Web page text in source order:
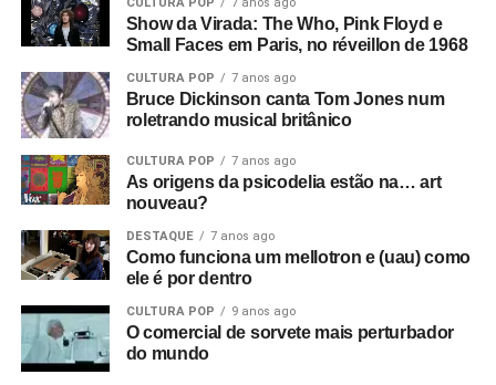
Show da Virada: The Who, Pink Floyd e
Small Faces em Paris, no réveillon de 1968
CULTURA POP 7 anos ago
Bruce Dickinson canta Tom Jones num
roletrando musical britânico
CULTURA POP 7 anos ago
As origens da psicodelia estão na… art
nouveau?
DESTAQUE 7 anos ago
Como funciona um mellotron e (uau) como
ele é por dentro
CULTURA POP 9 anos ago
O comercial de sorvete mais perturbador
do mundo